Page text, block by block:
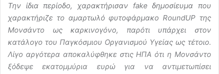
Την ίδια περίοδο, χαρακτήρισαν fake δημοσίευμα που
χαρακτήριζε το αμαρτωλό φυτοφάρμακο RoundUP της
Μονσάντο ως καρκινογόνο, παρότι υπάρχει στον
κατάλογο του Παγκόσμιου Οργανισμού Υγείας ως τέτοιο.
Λίγο αργότερα αποκαλύφθηκε στις ΗΠΑ ότι η Μονσάντο
ξόδεψε εκατομμύρια ευρώ για να αντιμετωπίσει